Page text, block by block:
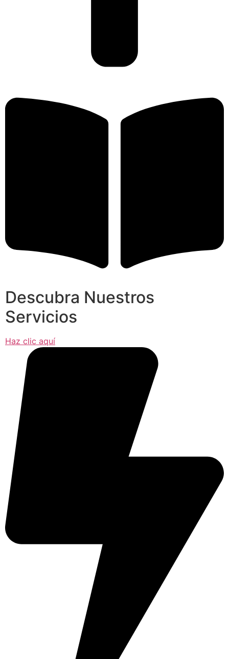
Descubra Nuestros
Servicios
Haz clic aquí